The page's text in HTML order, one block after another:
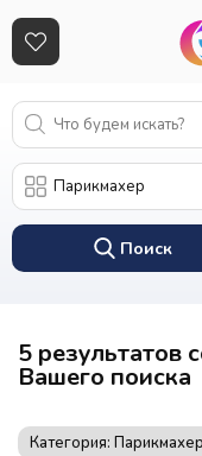
Поиск
5 результатов
Вашего поиска
Категория: Парикмахер